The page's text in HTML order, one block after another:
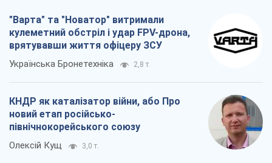
"Варта" та "Новатор" витримали
кулеметний обстріл і удар FPV-дрона,
врятувавши життя офіцеру ЗСУ
Українська Бронетехніка 2,8 т.
КНДР як каталізатор війни, або Про
новий етап російсько-
північнокорейського союзу
Олексій Кущ 3,0 т.